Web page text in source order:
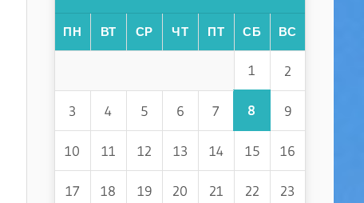
ПН ВТ СР ЧТ ПТ СБ ВС
1 2
3 4 5 6 7 8 9
10 11 12 13 14 15 16
17 18 19 20 21 22 23